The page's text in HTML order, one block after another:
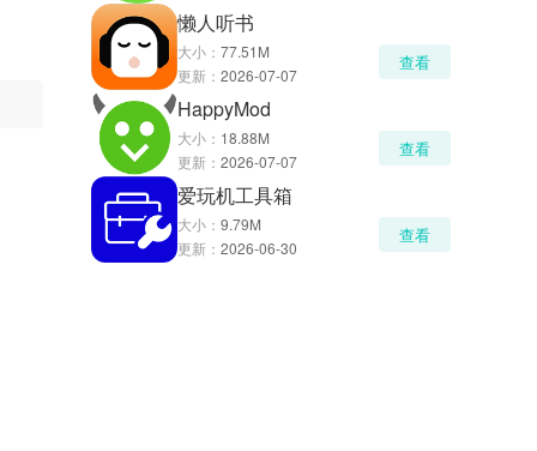
懒人听书
大小： 77.51M
更新： 2026-07-07
查看
HappyMod
大小： 18.88M
更新： 2026-07-07
查看
爱玩机工具箱
大小： 9.79M
更新： 2026-06-30
查看